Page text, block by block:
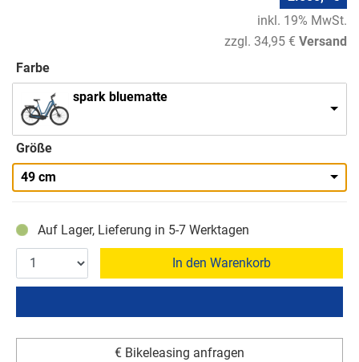
inkl. 19% MwSt.
zzgl. 34,95 € Versand
Farbe
spark bluematte
Größe
49 cm
Auf Lager, Lieferung in 5-7 Werktagen
In den Warenkorb
€ Bikeleasing anfragen